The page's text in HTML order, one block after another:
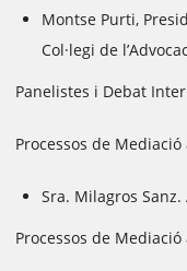
Montse Purti,
Col·legi de
Panelistes i Debat
Processos de Mediació
Sra. Milagros
Processos de Mediació